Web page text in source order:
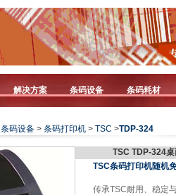
解决方案 条码设备 条码耗材
条码设备 > 条码打印机 > TSC >TDP-324
TSC TDP-324
TSC条码打印机随机
传承TSC耐用、稳定